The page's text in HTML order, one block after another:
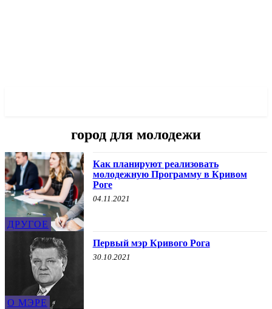
город для молодежи
ДРУГОЕ
Как планируют реализовать
молодежную Программу в Кривом
Роге
04.11.2021
О МЭРЕ
Первый мэр Кривого Рога
30.10.2021